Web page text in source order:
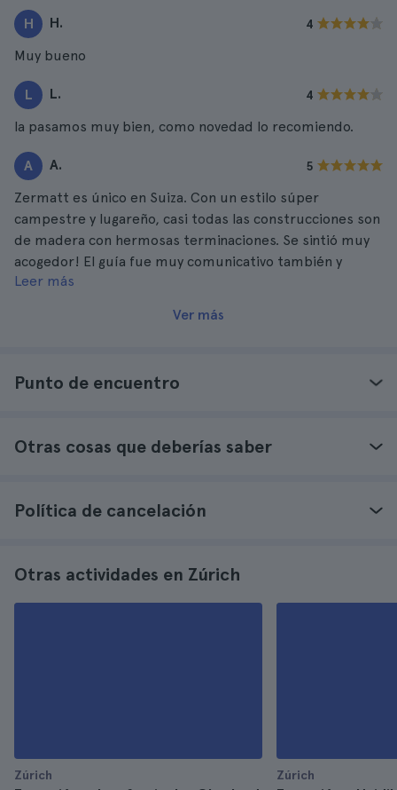
estupendo.
H H. 4
Muy bueno
L L. 4
la pasamos muy bien, como novedad lo recomiendo.
A A. 5
Zermatt es único en Suiza. Con un estilo súper
campestre y lugareño, casi todas las construcciones son
de madera con hermosas terminaciones. Se sintió muy
acogedor! El guía fue muy comunicativo también y
amable. Disfrute mucho ese día! Luego regrese feliz a
Leer más
Ver más
Punto de encuentro
Otras cosas que deberías saber
Política de cancelación
Otras actividades en Zúrich
Zúrich Zúrich